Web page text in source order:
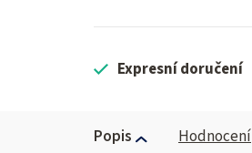
Expresní doručení
Popis Hodnocení